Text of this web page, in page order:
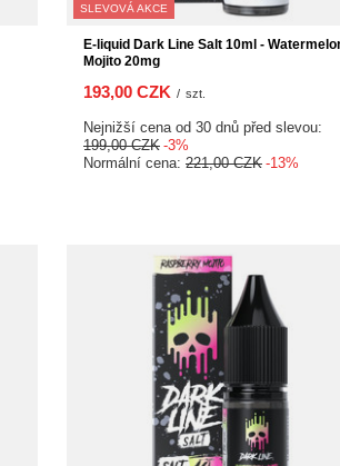
SLEVOVÁ AKCE
E-liquid Dark Line Salt 10ml -
Mojito 20mg
193,00 CZK / szt.
Nejnižší cena od 30 dnů před slevou:
199,00 CZK -3%
Normální cena: 221,00 CZK -13%